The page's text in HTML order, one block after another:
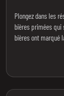
Plongez dans les
bières primées qui
bières ont marqué